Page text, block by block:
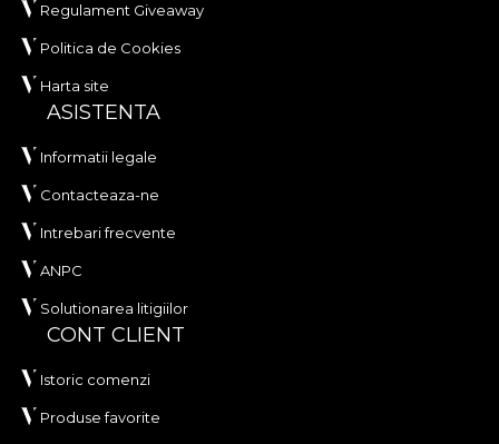
Regulament Giveaway
Politica de Cookies
Harta site
ASISTENTA
Informatii legale
Contacteaza-ne
Intrebari frecvente
ANPC
Solutionarea litigiilor
CONT CLIENT
Istoric comenzi
Produse favorite